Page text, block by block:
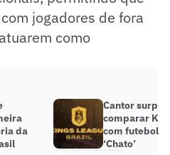
jogadores de fora
como
da
Cantor
comparar
com futebol
‘Chato’